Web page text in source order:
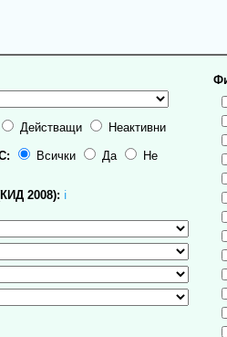
Действащи Неактивни
Всички Да Не
2008): ℹ